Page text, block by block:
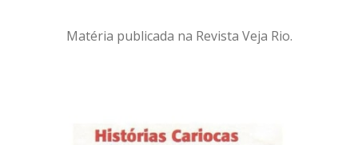
Matéria publicada na Revista Veja Rio.